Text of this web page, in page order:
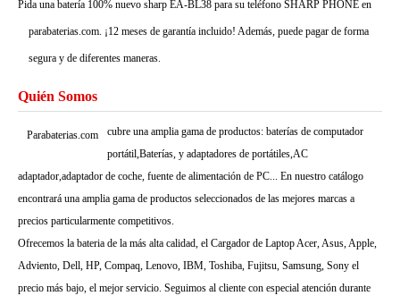
Pida una batería 100% nuevo sharp EA-BL38 para su teléfono SHARP PHONE en
parabaterias.com. ¡12 meses de garantía incluido! Además, puede pagar de forma
segura y de diferentes maneras.
Quién Somos
Parabaterias.com
cubre una amplia gama de productos: baterías de computador
portátil,Baterías, y adaptadores de portátiles,AC
adaptador,adaptador de coche, fuente de alimentación de PC... En nuestro catálogo
encontrará una amplia gama de productos seleccionados de las mejores marcas a
precios particularmente competitivos.
Ofrecemos la bateria de la más alta calidad, el Cargador de Laptop Acer, Asus, Apple,
Adviento, Dell, HP, Compaq, Lenovo, IBM, Toshiba, Fujitsu, Samsung, Sony el
precio más bajo, el mejor servicio. Seguimos al cliente con especial atención durante